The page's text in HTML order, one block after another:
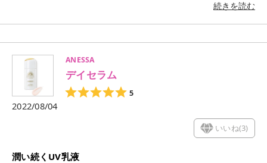
続きを読む
ANESSA
デイセラム
5
2022/08/04
いいね(3)
潤い続くUV乳液